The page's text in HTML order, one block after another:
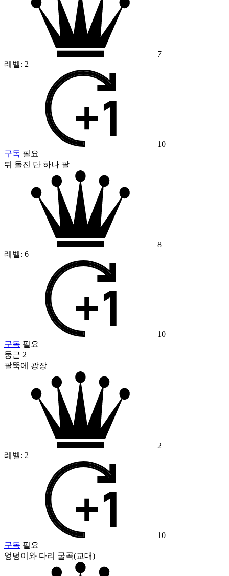
7
레벨: 2
10
구독 필요
뒤 돌진 단 하나 팔
8
레벨: 6
10
구독 필요
둥근 2
팔뚝에 광장
2
레벨: 2
10
구독 필요
엉덩이와 다리 굴곡(교대)